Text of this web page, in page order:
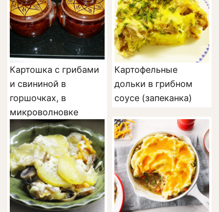
Картошка с грибами
и свининой в
горшочках, в
микроволновке
Картофельные
дольки в грибном
соусе (запеканка)